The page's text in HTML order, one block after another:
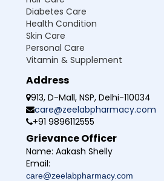
Tablet चे साइड इफेक्ट
Tablet मुळे काही व्यक्तींमध्ये
दिलेली माहिती पूर्ण नाही आणि प्रत्येक
शकते. नेहमी वैद्यकीय सल्ला पाळा आणि
डॉक्टरांचा सल्ला घ्या.
Diabetes Care
Health Condition
Skin Care
Personal Care
Vitamin & Supplement
Address
913, D-Mall, NSP, Delhi-110034
care@zeelabpharmacy.com
+91 9896112555
Grievance Officer
Name: Aakash Shelly
Email:
care@zeelabpharmacy.com